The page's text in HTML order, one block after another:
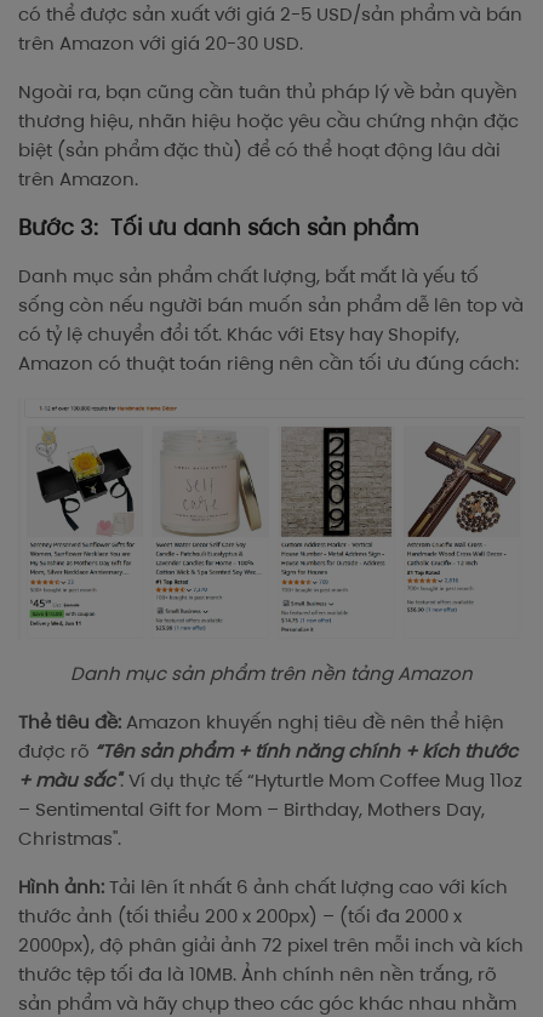
có thể được sản xuất với giá 2-5 USD/sản phẩm và bán
trên Amazon với giá 20-30 USD.
Ngoài ra, bạn cũng cần tuân thủ pháp lý về bản quyền
thương hiệu, nhãn hiệu hoặc yêu cầu chứng nhận đặc
biệt (sản phẩm đặc thù) để có thể hoạt động lâu dài
trên Amazon.
Bước 3: Tối ưu danh sách sản phẩm
Danh mục sản phẩm chất lượng, bắt mắt là yếu tố
sống còn nếu người bán muốn sản phẩm dễ lên top và
có tỷ lệ chuyển đổi tốt. Khác với Etsy hay Shopify,
Amazon có thuật toán riêng nên cần tối ưu đúng cách:
Danh mục sản phẩm trên nền tảng Amazon
Thẻ tiêu đề:Amazon khuyến nghị tiêu đề nên thể hiện
được rõ “Tên sản phẩm + tính năng chính + kích thước
+ màu sắc". Ví dụ thực tế “Hyturtle Mom Coffee Mug 11oz
– Sentimental Gift for Mom – Birthday, Mothers Day,
Christmas".
Hình ảnh:Tải lên ít nhất 6 ảnh chất lượng cao với kích
thước ảnh (tối thiểu 200 x 200px) – (tối đa 2000 x
2000px), độ phân giải ảnh 72 pixel trên mỗi inch và kích
thước tệp tối đa là 10MB. Ảnh chính nên nền trắng, rõ
sản phẩm và hãy chụp theo các góc khác nhau nhằm